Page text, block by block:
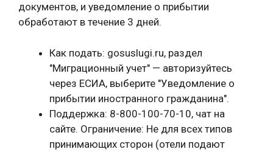
документов, и уведомление о прибытии
обработают в течение 3 дней.
Как подать: gosuslugi.ru, раздел
"Миграционный учет" — авторизуйтесь
через ЕСИА, выберите "Уведомление о
прибытии иностранного гражданина".
Поддержка: 8-800-100-70-10, чат на
сайте. Ограничение: Не для всех типов
принимающих сторон (отели подают